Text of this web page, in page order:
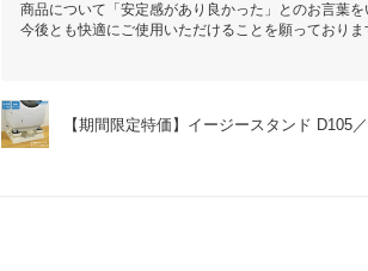
商品について「安定感があり良かった」とのお言葉
今後とも快適にご使用いただけることを願っておりま
【期間限定特価】イージースタンド D105